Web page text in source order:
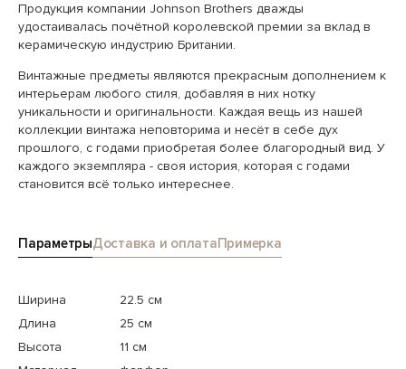
Продукция компании Johnson Brothers дважды
удостаивалась почётной королевской премии за вклад в
керамическую индустрию Британии.
Винтажные предметы являются прекрасным дополнением к
интерьерам любого стиля, добавляя в них нотку
уникальности и оригинальности. Каждая вещь из нашей
коллекции винтажа неповторима и несёт в себе дух
прошлого, с годами приобретая более благородный вид. У
каждого экземпляра - своя история, которая с годами
становится всё только интереснее.
ПараметрыДоставка и оплатаПримерка
Ширина
22.5 см
Длина
25 см
Высота
11 см